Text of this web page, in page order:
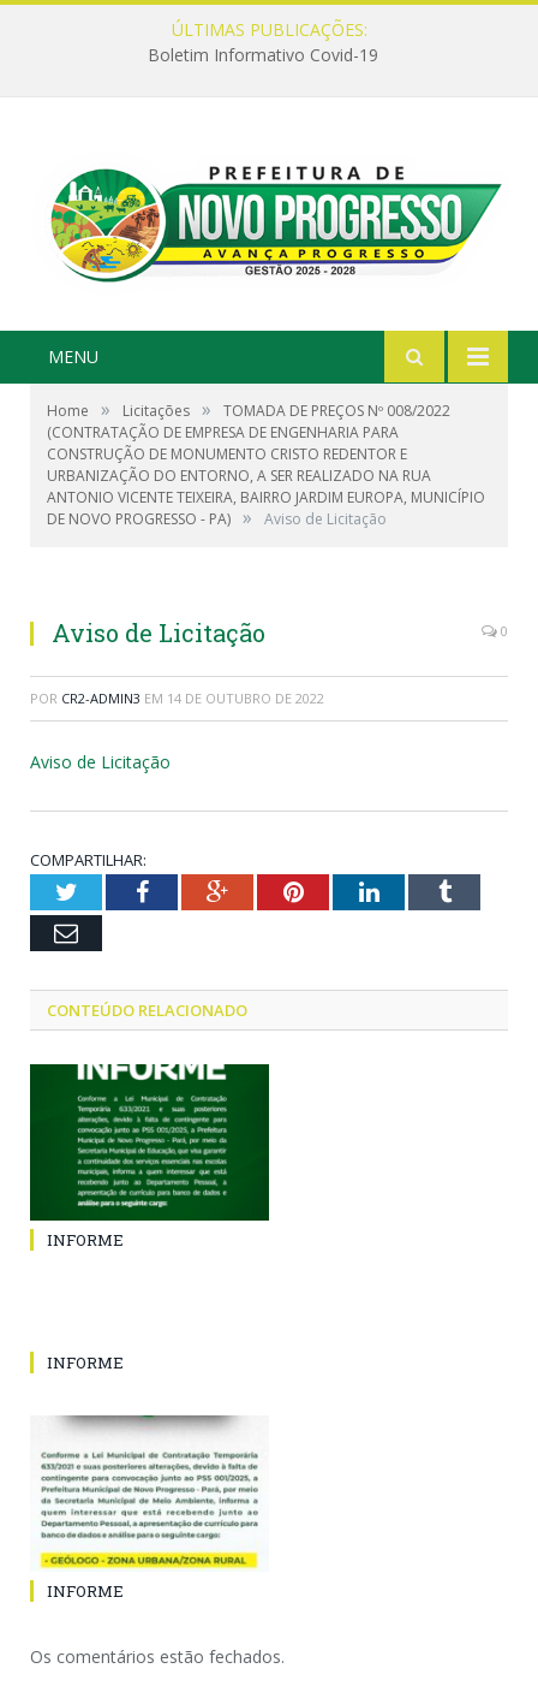
ÚLTIMAS PUBLICAÇÕES:
Boletim Informativo Covid-19
MENU
Home » Licitações »
TOMADA DE PREÇOS Nº 008/2022
(CONTRATAÇÃO DE EMPRESA DE ENGENHARIA PARA
CONSTRUÇÃO DE MONUMENTO CRISTO REDENTOR E
URBANIZAÇÃO DO ENTORNO, A SER REALIZADO NA RUA
ANTONIO VICENTE TEIXEIRA, BAIRRO JARDIM EUROPA, MUNICÍPIO
DE NOVO PROGRESSO - PA) » Aviso de Licitação
Aviso de Licitação 0
POR CR2-ADMIN3 EM 14 DE OUTUBRO DE 2022
Aviso de Licitação
COMPARTILHAR:
TwitterFacebookGoogle+PinterestLinkedInTumblr
Email
CONTEÚDO RELACIONADO
INFORME
INFORME
INFORME
Os comentários estão fechados.